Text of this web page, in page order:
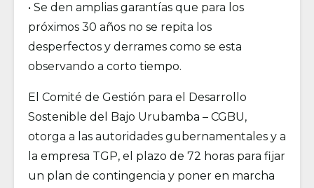
• Se den amplias garantías que para los
próximos 30 años no se repita los
desperfectos y derrames como se esta
observando a corto tiempo.
El Comité de Gestión para el Desarrollo
Sostenible del Bajo Urubamba – CGBU,
otorga a las autoridades gubernamentales y a
la empresa TGP, el plazo de 72 horas para fijar
un plan de contingencia y poner en marcha